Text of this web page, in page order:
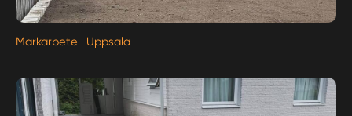
Markarbete i Uppsala